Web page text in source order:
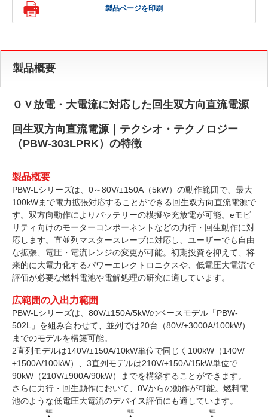
製品ページを印刷
製品概要
０Ｖ放電・大電流に対応した回生双方向直流電源
回生双方向直流電源｜テクシオ・テクノロジー
（PBW-303LPRK）の特徴
製品概要
PBW-Lシリーズは、0～80V/±150A（5kW）の動作範囲で、最大
100kWまで電力拡張対応することができる回生双方向直流電源で
す。双方向動作によりバッテリーの模擬や充放電が可能。eモビ
リティ向けのモーターコンポーネントなどの力行・回生動作に対
応します。直並列マスタースレーブに対応し、ユーザーでも自由
な拡張、電圧・電流レンジの変更が可能。初期投資を抑えて、将
来的に大電力化するパワーエレクトロニクスや、低電圧大電流で
評価が必要な燃料電池や電解処理の研究に適しています。
広範囲の入出力範囲
PBW-Lシリーズは、80V/±150A/5kWのベースモデル「PBW-
502L」を組み合わせて、並列では20台（80V/±3000A/100kW）
までのモデルを構築可能。
2直列モデルは140V/±150A/10kW単位で同じく100kW（140V/
±1500A/100kW）、3直列モデルは210V/±150A/15kW単位で
90kW（210V/±900A/90kW）までを構築することができます。
さらに力行・回生動作において、0Vからの動作が可能。燃料電
池のような低電圧大電流のデバイス評価にも適しています。